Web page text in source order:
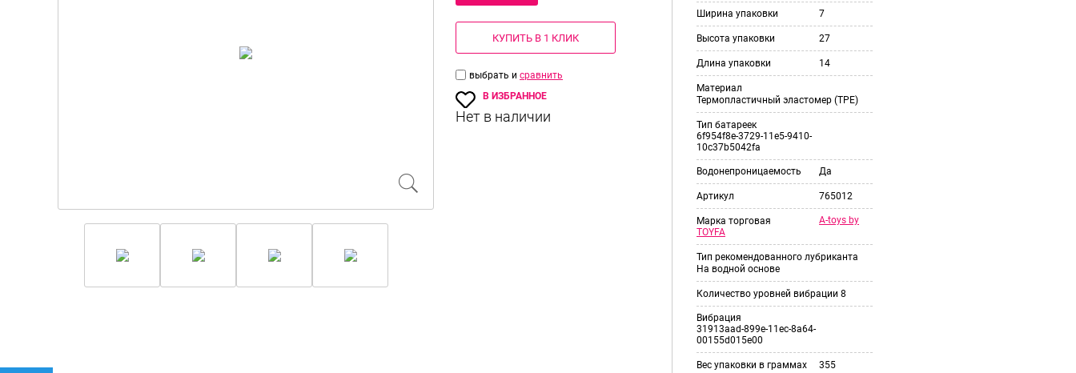
корзину
КУПИТЬ В 1 КЛИК
выбрать и сравнить
В ИЗБРАННОЕ
Ширина упаковки 7
Высота упаковки 27
Длина упаковки 14
Материал
Термопластичный эластомер (TPE)
Тип батареек
6f954f8e-3729-11e5-9410-
10c37b5042fa
Водонепроницаемость Да
Артикул 765012
Марка торговая
A-toys by
TOYFA
Тип рекомендованного лубриканта
На водной основе
Количество уровней вибрации 8
Вибрация
31913aad-899e-11ec-8a64-
00155d015e00
Вес упаковки в граммах 355